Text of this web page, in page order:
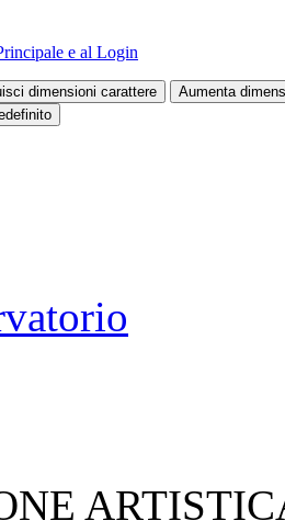
e al Login
dimensioni carattere Aumenta